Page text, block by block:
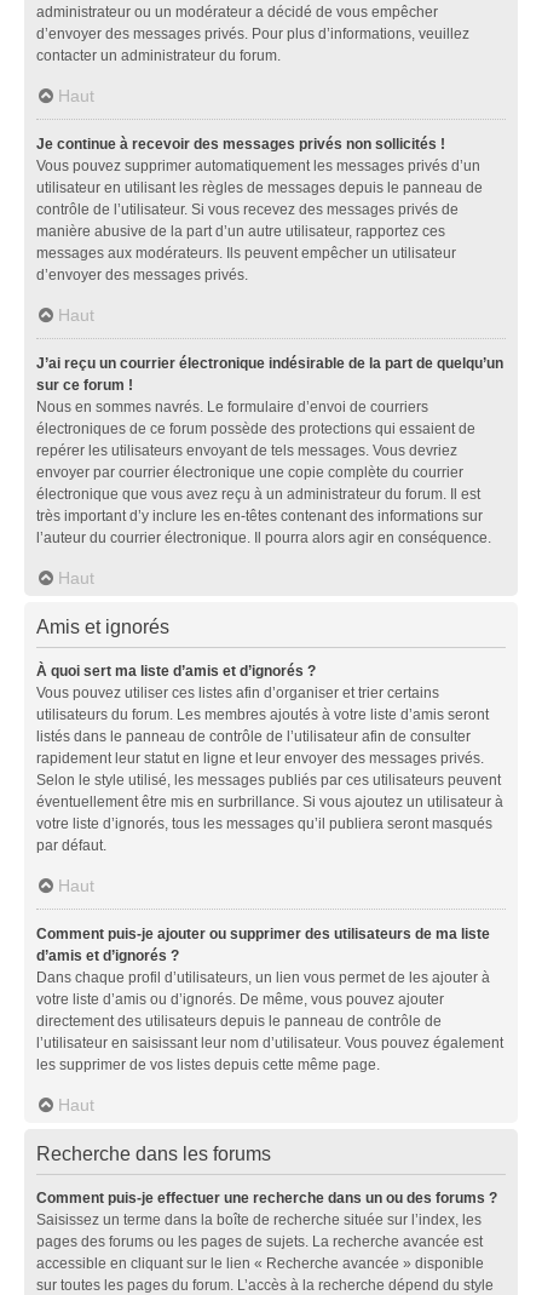
administrateur ou un modérateur a décidé de vous empêcher
d’envoyer des messages privés. Pour plus d’informations, veuillez
contacter un administrateur du forum.
Haut
Je continue à recevoir des messages privés non sollicités !
Vous pouvez supprimer automatiquement les messages privés d’un
utilisateur en utilisant les règles de messages depuis le panneau de
contrôle de l’utilisateur. Si vous recevez des messages privés de
manière abusive de la part d’un autre utilisateur, rapportez ces
messages aux modérateurs. Ils peuvent empêcher un utilisateur
d’envoyer des messages privés.
Haut
J’ai reçu un courrier électronique indésirable de la part de quelqu’un
sur ce forum !
Nous en sommes navrés. Le formulaire d’envoi de courriers
électroniques de ce forum possède des protections qui essaient de
repérer les utilisateurs envoyant de tels messages. Vous devriez
envoyer par courrier électronique une copie complète du courrier
électronique que vous avez reçu à un administrateur du forum. Il est
très important d’y inclure les en-têtes contenant des informations sur
l’auteur du courrier électronique. Il pourra alors agir en conséquence.
Haut
Amis et ignorés
À quoi sert ma liste d’amis et d’ignorés ?
Vous pouvez utiliser ces listes afin d’organiser et trier certains
utilisateurs du forum. Les membres ajoutés à votre liste d’amis seront
listés dans le panneau de contrôle de l’utilisateur afin de consulter
rapidement leur statut en ligne et leur envoyer des messages privés.
Selon le style utilisé, les messages publiés par ces utilisateurs peuvent
éventuellement être mis en surbrillance. Si vous ajoutez un utilisateur à
votre liste d’ignorés, tous les messages qu’il publiera seront masqués
par défaut.
Haut
Comment puis-je ajouter ou supprimer des utilisateurs de ma liste
d’amis et d’ignorés ?
Dans chaque profil d’utilisateurs, un lien vous permet de les ajouter à
votre liste d’amis ou d’ignorés. De même, vous pouvez ajouter
directement des utilisateurs depuis le panneau de contrôle de
l’utilisateur en saisissant leur nom d’utilisateur. Vous pouvez également
les supprimer de vos listes depuis cette même page.
Haut
Recherche dans les forums
Comment puis-je effectuer une recherche dans un ou des forums ?
Saisissez un terme dans la boîte de recherche située sur l’index, les
pages des forums ou les pages de sujets. La recherche avancée est
accessible en cliquant sur le lien « Recherche avancée » disponible
sur toutes les pages du forum. L’accès à la recherche dépend du style